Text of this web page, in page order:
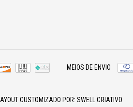
MEIOS DE ENVIO
LAYOUT CUSTOMIZADO POR: SWELL CRIATIVO